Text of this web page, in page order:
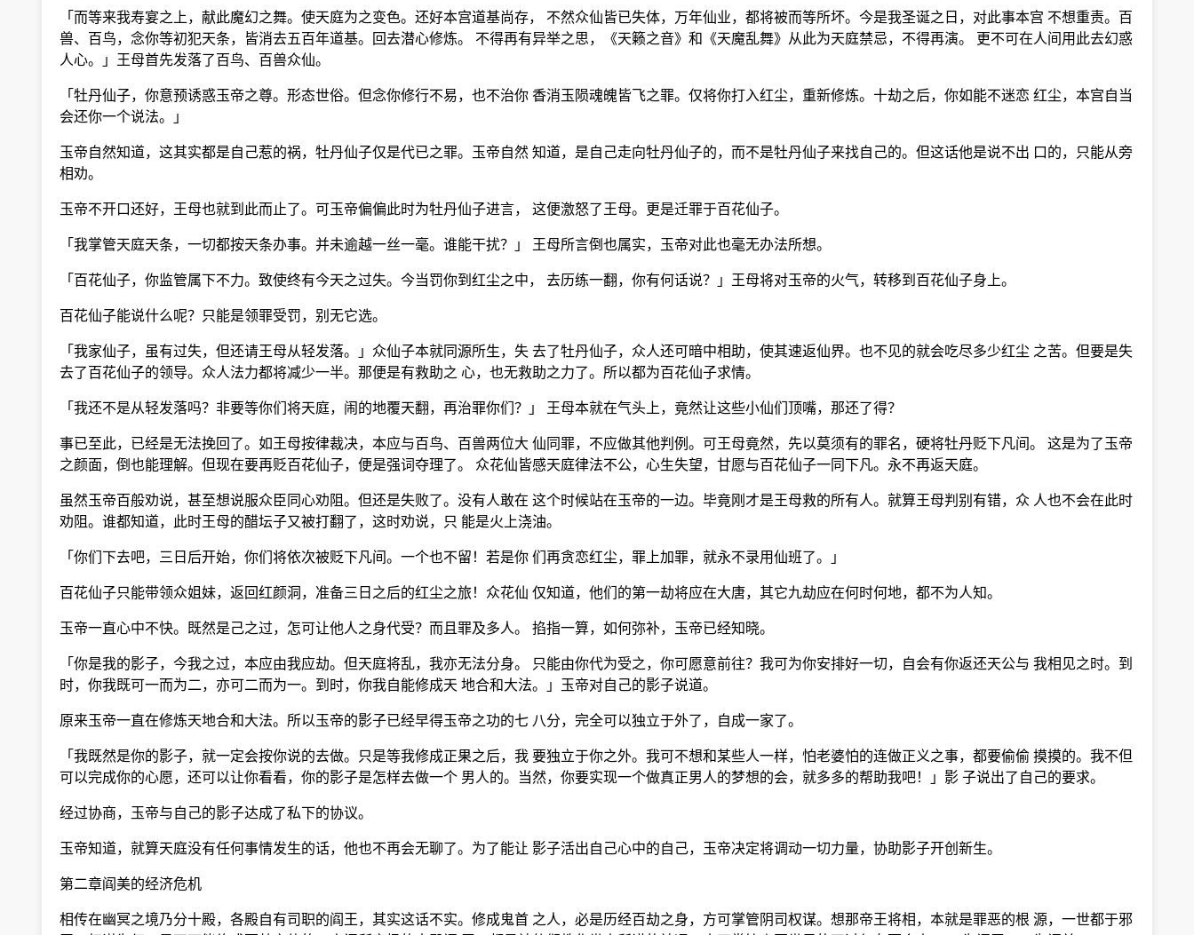
「而等来我寿宴之上，献此魔幻之舞。使天庭为之变色。还好本宫道基尚存， 不然众仙皆已失体，万年仙业，都将被而等所坏。今是我圣诞之日，对此事本宫 不想重责。百
兽、百鸟，念你等初犯天条，皆消去五百年道基。回去潜心修炼。 不得再有异举之思，《天籁之音》和《天魔乱舞》从此为天庭禁忌，不得再演。 更不可在人间用此去幻惑
人心。」王母首先发落了百鸟、百兽众仙。
「牡丹仙子，你意预诱惑玉帝之尊。形态世俗。但念你修行不易，也不治你 香消玉陨魂魄皆飞之罪。仅将你打入红尘，重新修炼。十劫之后，你如能不迷恋 红尘，本宫自当
会还你一个说法。」
玉帝自然知道，这其实都是自己惹的祸，牡丹仙子仅是代已之罪。玉帝自然 知道，是自己走向牡丹仙子的，而不是牡丹仙子来找自己的。但这话他是说不出 口的，只能从旁
相劝。
玉帝不开口还好，王母也就到此而止了。可玉帝偏偏此时为牡丹仙子进言， 这便激怒了王母。更是迁罪于百花仙子。
「我掌管天庭天条，一切都按天条办事。并未逾越一丝一毫。谁能干扰？」 王母所言倒也属实，玉帝对此也毫无办法所想。
「百花仙子，你监管属下不力。致使终有今天之过失。今当罚你到红尘之中， 去历练一翻，你有何话说？」王母将对玉帝的火气，转移到百花仙子身上。
百花仙子能说什么呢？只能是领罪受罚，别无它选。
「我家仙子，虽有过失，但还请王母从轻发落。」众仙子本就同源所生，失 去了牡丹仙子，众人还可暗中相助，使其速返仙界。也不见的就会吃尽多少红尘 之苦。但要是失
去了百花仙子的领导。众人法力都将减少一半。那便是有救助之 心，也无救助之力了。所以都为百花仙子求情。
「我还不是从轻发落吗？非要等你们将天庭，闹的地覆天翻，再治罪你们？」 王母本就在气头上，竟然让这些小仙们顶嘴，那还了得？
事已至此，已经是无法挽回了。如王母按律裁决，本应与百鸟、百兽两位大 仙同罪，不应做其他判例。可王母竟然，先以莫须有的罪名，硬将牡丹贬下凡间。 这是为了玉帝
之颜面，倒也能理解。但现在要再贬百花仙子，便是强词夺理了。 众花仙皆感天庭律法不公，心生失望，甘愿与百花仙子一同下凡。永不再返天庭。
虽然玉帝百般劝说，甚至想说服众臣同心劝阻。但还是失败了。没有人敢在 这个时候站在玉帝的一边。毕竟刚才是王母救的所有人。就算王母判别有错，众 人也不会在此时
劝阻。谁都知道，此时王母的醋坛子又被打翻了，这时劝说，只 能是火上浇油。
「你们下去吧，三日后开始，你们将依次被贬下凡间。一个也不留！若是你 们再贪恋红尘，罪上加罪，就永不录用仙班了。」
百花仙子只能带领众姐妹，返回红颜洞，准备三日之后的红尘之旅！众花仙 仅知道，他们的第一劫将应在大唐，其它九劫应在何时何地，都不为人知。
玉帝一直心中不快。既然是己之过，怎可让他人之身代受？而且罪及多人。 掐指一算，如何弥补，玉帝已经知晓。
「你是我的影子，今我之过，本应由我应劫。但天庭将乱，我亦无法分身。 只能由你代为受之，你可愿意前往？我可为你安排好一切，自会有你返还天公与 我相见之时。到
时，你我既可一而为二，亦可二而为一。到时，你我自能修成天 地合和大法。」玉帝对自己的影子说道。
原来玉帝一直在修炼天地合和大法。所以玉帝的影子已经早得玉帝之功的七 八分，完全可以独立于外了，自成一家了。
「我既然是你的影子，就一定会按你说的去做。只是等我修成正果之后，我 要独立于你之外。我可不想和某些人一样，怕老婆怕的连做正义之事，都要偷偷 摸摸的。我不但
可以完成你的心愿，还可以让你看看，你的影子是怎样去做一个 男人的。当然，你要实现一个做真正男人的梦想的会，就多多的帮助我吧！」影 子说出了自己的要求。
经过协商，玉帝与自己的影子达成了私下的协议。
玉帝知道，就算天庭没有任何事情发生的话，他也不再会无聊了。为了能让 影子活出自己心中的自己，玉帝决定将调动一切力量，协助影子开创新生。
第二章阎美的经济危机
相传在幽冥之境乃分十殿，各殿自有司职的阎王，其实这话不实。修成鬼首 之人，必是历经百劫之身，方可掌管阴司权谋。想那帝王将相，本就是罪恶的根 源，一世都于邪